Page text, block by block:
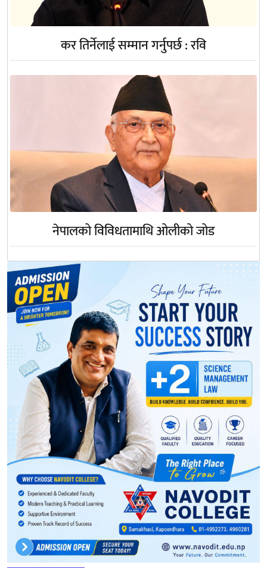
कर तिर्नेलाई सम्मान गर्नुपर्छ : रवि
नेपालको विविधतामाथि ओलीको जोड